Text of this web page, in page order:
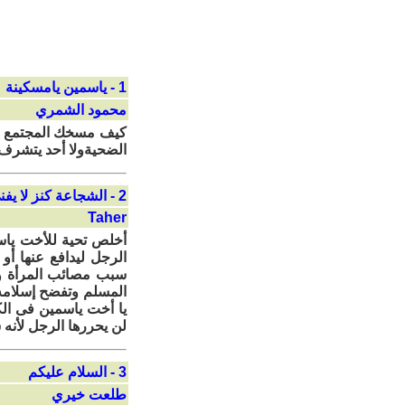
1 - ياسمين يامسكينة
محمود الشمري
كيف مسخك المجتمع
الضحيةولا أحد
2 - الشجاعة كنز لا يفنى
Taher
أخلص تحية للأخت
الرجل ليدافع عنها
سبب مصائب المرأة
المسلم وتفضح
يا أخت ياسمين فى
لن يحررها الرجل
3 - السلام عليكم
طلعت خيري